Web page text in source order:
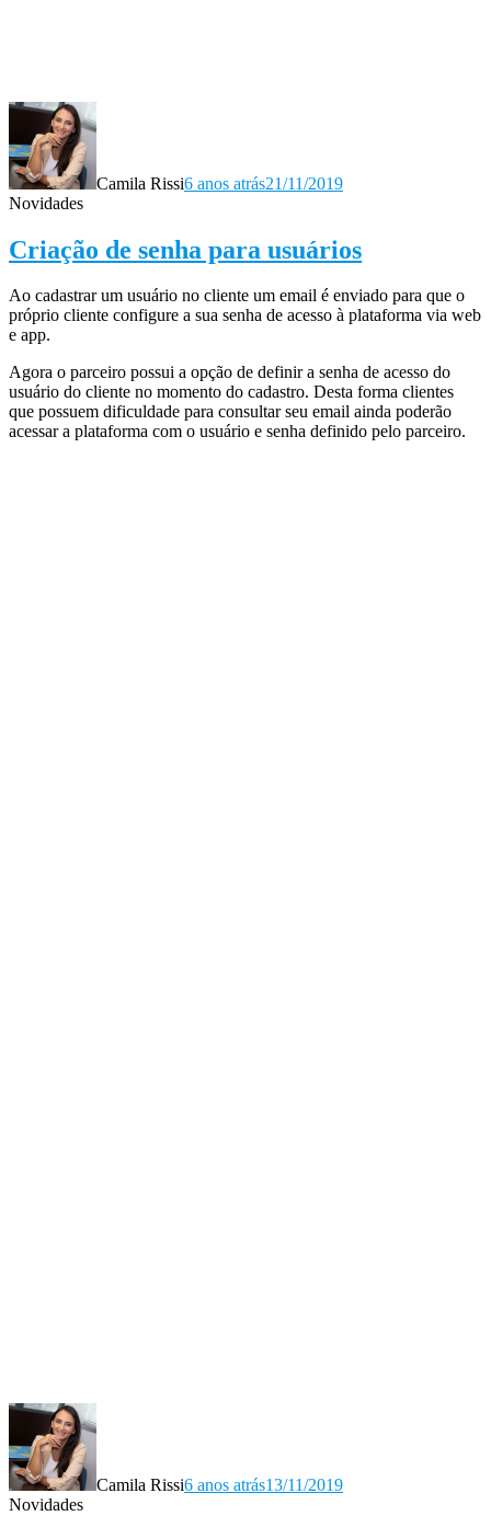
Camila Rissi6 anos atrás21/11/2019
Novidades
Criação de senha para usuários
Ao cadastrar um usuário no cliente um email é enviado para que o
próprio cliente configure a sua senha de acesso à plataforma via web
e app.
Agora o parceiro possui a opção de definir a senha de acesso do
usuário do cliente no momento do cadastro. Desta forma clientes
que possuem dificuldade para consultar seu email ainda poderão
acessar a plataforma com o usuário e senha definido pelo parceiro.
Camila Rissi6 anos atrás13/11/2019
Novidades